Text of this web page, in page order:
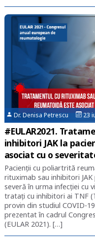
Dr. Denisa Petrescu 23
#EULAR2021.
inhibitori JAK la
asociat cu o
Pacienții cu poliartrită
rituximab sau inhibitori
severă în urma infecției cu
tratați cu inhibitori ai TNF
provin din studiul COVID-
prezentat în cadrul
(EULAR 2021). […]